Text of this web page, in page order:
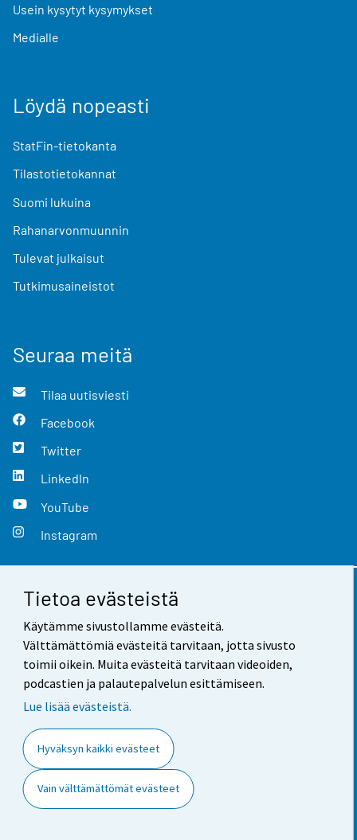
Tietoa evästeistä
Käytämme sivustollamme evästeitä.
Välttämättömiä evästeitä tarvitaan, jotta sivusto
toimii oikein. Muita evästeitä tarvitaan videoiden,
podcastien ja palautepalvelun esittämiseen.
Lue lisää evästeistä.
Hyväksyn kaikki evästeet
Vain välttämättömät evästeet
Usein kysytyt kysymykset
Medialle
Löydä nopeasti
StatFin-tietokanta
Tilastotietokannat
Suomi lukuina
Rahanarvonmuunnin
Tulevat julkaisut
Tutkimusaineistot
Seuraa meitä
Tilaa uutisviesti
Facebook
Twitter
LinkedIn
YouTube
Instagram
Yhteystiedot
Palaute
Käyttöehdot
Saavutettavuus
Tietoa sivustosta
Evästeasetukset